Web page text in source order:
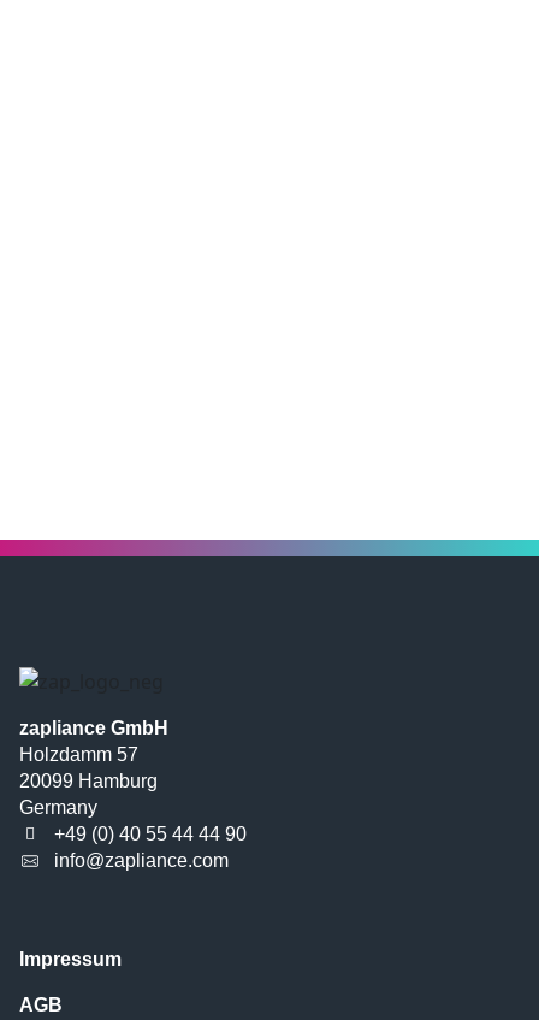
zapliance GmbH
Holzdamm 57
20099 Hamburg
Germany
+49 (0) 40 55 44 44 90
info@zapliance.com
Impressum
AGB